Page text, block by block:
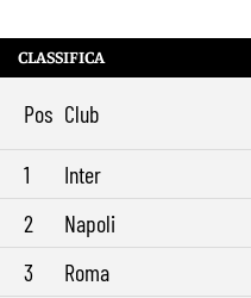
CLASSIFICA
Pos Club
1 Inter
2
Napoli
3
Roma